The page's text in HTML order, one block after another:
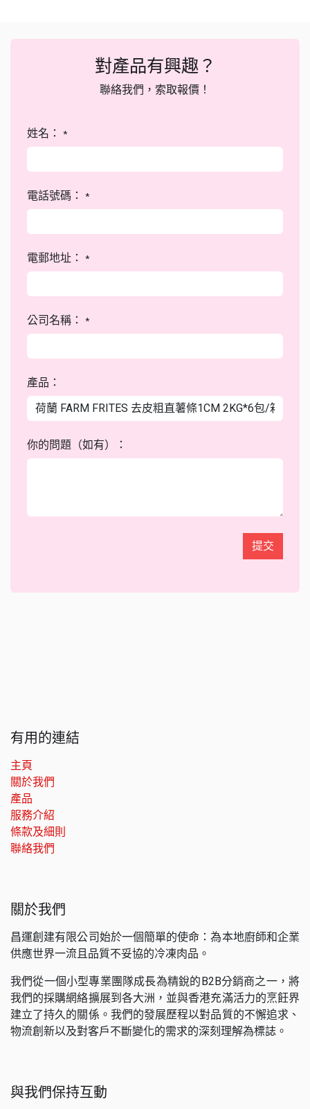
對產品有興趣？
聯絡我們，索取報價！
姓名： *
電話號碼： *
電郵地址： *
公司名稱： *
產品：
你的問題（如有）：
提交
有用的連結
主頁
關於我們
產品
服務介紹
條款及細則
聯絡我們
關於我們
昌運創建有限公司始於一個簡單的使命：為本地廚師和企業
供應世界一流且品質不妥協的冷凍肉品。
我們從一個小型專業團隊成長為精銳的B2B分銷商之一，將
我們的採購網絡擴展到各大洲，並與香港充滿活力的烹飪界
建立了持久的關係。我們的發展歷程以對品質的不懈追求、
物流創新以及對客戶不斷變化的需求的深刻理解為標誌。
與我們保持互動